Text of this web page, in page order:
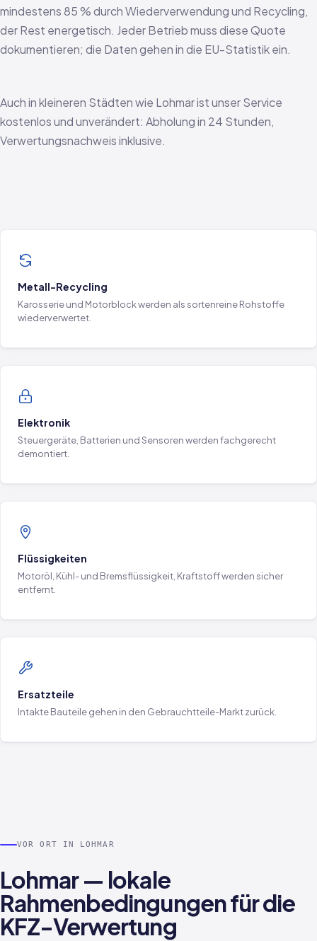
mindestens 85 % durch Wiederverwendung und Recycling,
der Rest energetisch. Jeder Betrieb muss diese Quote
dokumentieren; die Daten gehen in die EU-Statistik ein.
Auch in kleineren Städten wie Lohmar ist unser Service
kostenlos und unverändert: Abholung in 24 Stunden,
Verwertungsnachweis inklusive.
Metall-Recycling
Karosserie und Motorblock werden als sortenreine Rohstoffe
wiederverwertet.
Elektronik
Steuergeräte, Batterien und Sensoren werden fachgerecht
demontiert.
Flüssigkeiten
Motoröl, Kühl- und Bremsflüssigkeit, Kraftstoff werden sicher
entfernt.
Ersatzteile
Intakte Bauteile gehen in den Gebrauchtteile-Markt zurück.
VOR ORT IN LOHMAR
Lohmar — lokale
Rahmenbedingungen für die
KFZ-Verwertung